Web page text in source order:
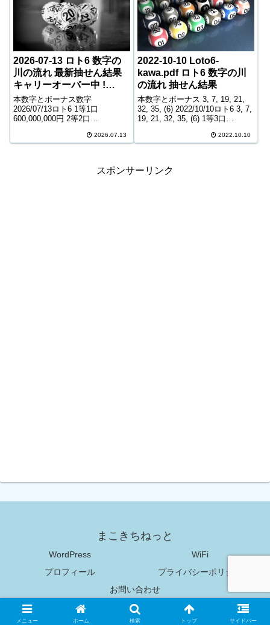
2026-07-13 ロト6 数字の
川の流れ 最新抽せん結果
キャリーオーバー中 !
177,434,948円
本数字とボーナス数字
2026/07/13ロト6 1等1口
600,000,000円 2等2口
円 4等11,079口 9,100円 5等2026.07.13
2022-10-10 Loto6-
kawa.pdf ロト6 数字の川
の流れ 抽せん結果
本数字とボーナス 3, 7, 19, 21,
32, 35, (6) 2022/10/10ロト6 3, 7,
19, 21, 32, 35, (6) 1等3口
2022.10.10
スポンサーリンク
まこきちねっと
WordPress
WiFi
プロフィール
プライバシーポリシー
お問い合わせ
Copyright © 2018-2026 まこきちねっと All Rights Reserved.
メニュー ホーム 検索 トップ サイドバー